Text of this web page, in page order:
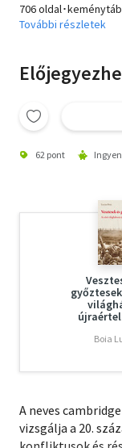
706 oldal･
További részletek
62 pont
Boia
A neves
vizsgálja a 20.